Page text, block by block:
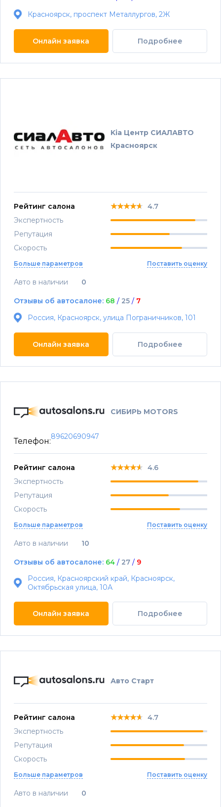
Красноярск, проспект Металлургов, 2Ж
Онлайн заявка Подробнее
Kia Центр СИАЛАВТО
Красноярск
Рейтинг салона ★★★★★
★★★★★
★★★★★ 4.7
Экспертность
Репутация
Скорость
Больше параметров Поставить оценку
Авто в наличии 0
Отзывы об автосалоне: 68 / 25 / 7
Россия, Красноярск, улица Пограничников, 101
Онлайн заявка Подробнее
СИБИРЬ MOTORS
Телефон:
89620690947
Рейтинг салона ★★★★★
★★★★★
★★★★★ 4.6
Экспертность
Репутация
Скорость
Больше параметров Поставить оценку
Авто в наличии 10
Отзывы об автосалоне: 64 / 27 / 9
Россия, Красноярский край, Красноярск,
Октябрьская улица, 10А
Онлайн заявка Подробнее
Авто Старт
Рейтинг салона ★★★★★
★★★★★
★★★★★ 4.7
Экспертность
Репутация
Скорость
Больше параметров Поставить оценку
Авто в наличии 0